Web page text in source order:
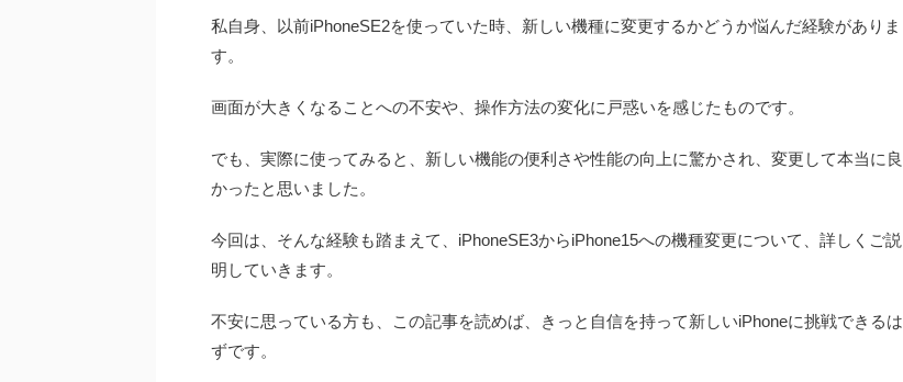
私自身、以前iPhoneSE2を使っていた時、新しい機種に変更するかどうか悩んだ経験がありま
す。
画面が大きくなることへの不安や、操作方法の変化に戸惑いを感じたものです。
でも、実際に使ってみると、新しい機能の便利さや性能の向上に驚かされ、変更して本当に良
かったと思いました。
今回は、そんな経験も踏まえて、iPhoneSE3からiPhone15への機種変更について、詳しくご説
明していきます。
不安に思っている方も、この記事を読めば、きっと自信を持って新しいiPhoneに挑戦できるは
ずです。